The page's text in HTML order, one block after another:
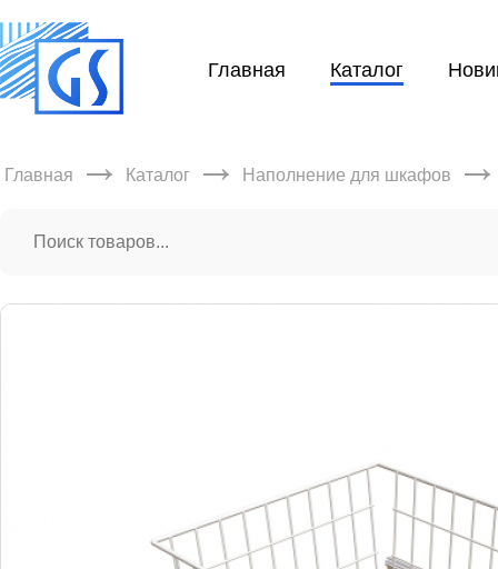
Главная Каталог
Главная → Каталог → Наполнение для шкафов →